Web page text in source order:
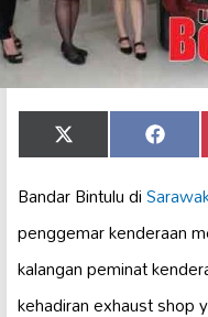
Share
on
X
(Twitter)
Share
on
Bandar Bintulu di
penggemar kenderaan
kalangan peminat
kehadiran exhaust shop